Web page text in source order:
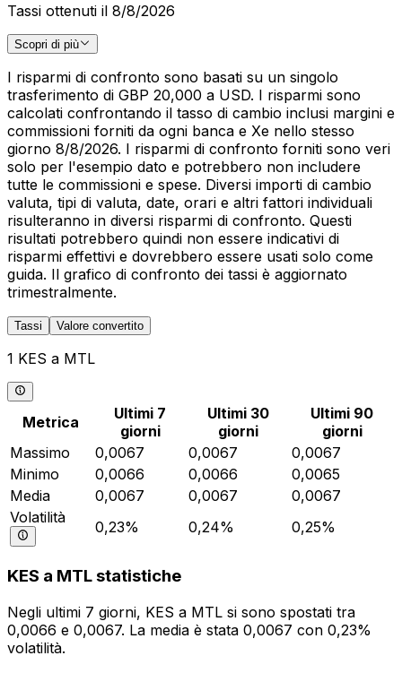
Tassi ottenuti il 8/8/2026
Scopri di più
I risparmi di confronto sono basati su un singolo
trasferimento di GBP 20,000 a USD. I risparmi sono
calcolati confrontando il tasso di cambio inclusi margini e
commissioni forniti da ogni banca e Xe nello stesso
giorno 8/8/2026. I risparmi di confronto forniti sono veri
solo per l'esempio dato e potrebbero non includere
tutte le commissioni e spese. Diversi importi di cambio
valuta, tipi di valuta, date, orari e altri fattori individuali
risulteranno in diversi risparmi di confronto. Questi
risultati potrebbero quindi non essere indicativi di
risparmi effettivi e dovrebbero essere usati solo come
guida. Il grafico di confronto dei tassi è aggiornato
trimestralmente.
Tassi Valore convertito
1 KES a MTL
Metrica
Ultimi 7
giorni
Ultimi 30
giorni
Ultimi 90
giorni
Massimo
0,0067 0,0067
0,0067
Minimo
0,0066 0,0066
0,0065
Media
0,0067 0,0067
0,0067
Volatilità
0,23% 0,24% 0,25%
KES a MTL statistiche
Negli ultimi 7 giorni, KES a MTL si sono spostati tra
0,0066 e 0,0067. La media è stata 0,0067 con 0,23%
volatilità.